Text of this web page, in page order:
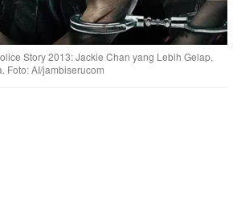
Story 2013: Jackie Chan yang Lebih Gelap,
Foto: AI/jambiserucom